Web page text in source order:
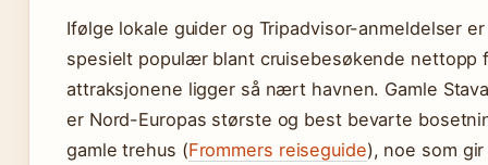
Ifølge lokale guider og Tripadvisor-anmeldelser
spesielt populær blant cruisebesøkende nettopp
attraksjonene ligger så nært havnen. Gamle
er Nord-Europas største og best bevarte
gamle trehus (Frommers reiseguide), noe som